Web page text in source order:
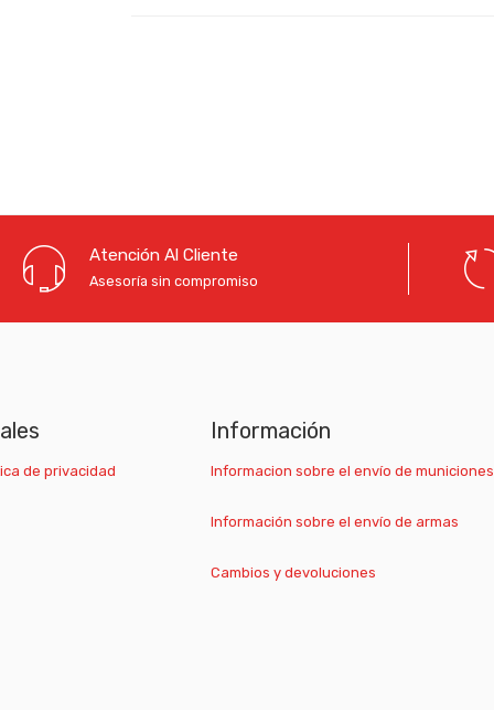
Atención Al Cliente
Asesoría sin compromiso
de privacidad
Información
Informacion sobre el envío de municiones
Información sobre el envío de armas
Cambios y devoluciones